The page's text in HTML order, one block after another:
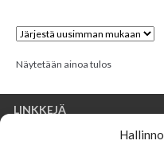
Näytetään ainoa tulos
LINKKEJÄ